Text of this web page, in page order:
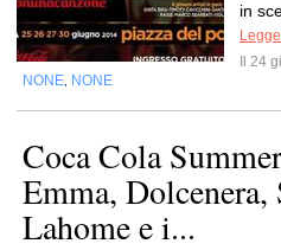
in
Il 24
NONE NONE
Coca Cola
Emma,
Lahome e i...